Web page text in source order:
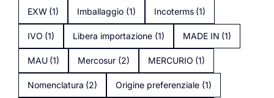
EXW (1) Imballaggio (1) Incoterms (1)
IVO (1) Libera importazione (1) MADE IN (1)
MAU (1) Mercosur (2) MERCURIO (1)
Nomenclatura (2) Origine preferenziale (1)